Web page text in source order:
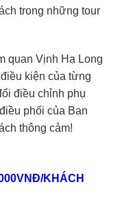
trong những tour
quan Vịnh Hạ Long
kiện của từng
điều chỉnh phụ
phối của Ban
thông cảm!
KHÁCH